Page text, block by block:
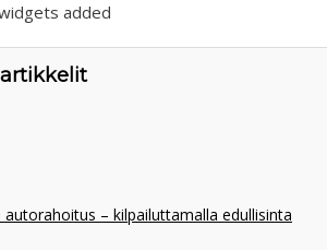
added
autorahoitus – kilpailuttamalla edullisinta